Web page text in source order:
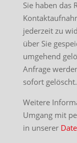
Sie haben das
jederzeit zu
über Sie
umgehend
Anfrage
sofort gelöscht.
Weitere
Umgang mit
in unserer